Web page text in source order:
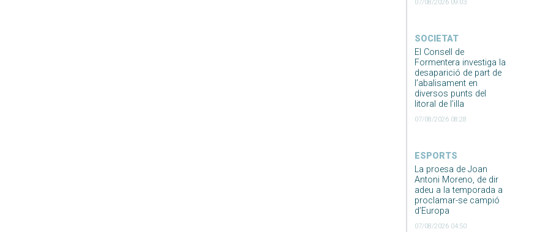
07/08/2026 09:03
SOCIETAT
El Consell de
Formentera investiga la
desaparició de part de
l’abalisament en
diversos punts del
litoral de l’illa
07/08/2026 08:28
ESPORTS
La proesa de Joan
Antoni Moreno, de dir
adeu a la temporada a
proclamar-se campió
d’Europa
07/08/2026 04:50